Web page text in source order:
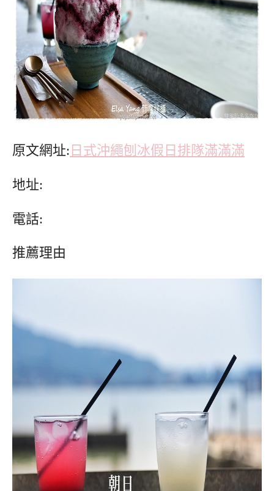
原文網址: 日式沖繩刨冰假日排隊滿滿滿
地址:
電話:
推薦理由